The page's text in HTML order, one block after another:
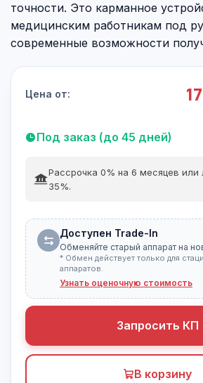
точности. Это карманное
медицинским работникам под
современные возможности
Цена от:
Под заказ (до 45 дней)
Рассрочка 0% на 6 месяцев или
35%.
Доступен Trade-In
Обменяйте старый аппарат на
* Обмен действует только для
аппаратов.
Узнать оценочную стоимость
Запросить КП
В корзину